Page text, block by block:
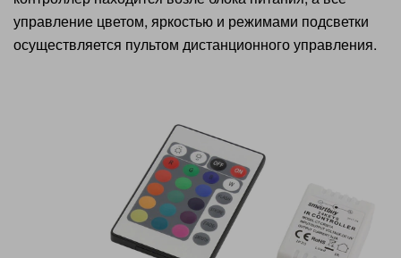
управление цветом, яркостью и режимами подсветки
осуществляется пультом дистанционного управления.